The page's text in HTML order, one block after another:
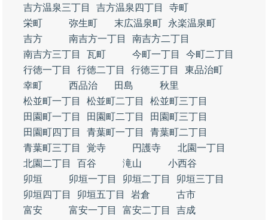
吉方温泉三丁目
吉方温泉四丁目
寺町
栄町
弥生町 末広温泉町
永楽温泉町
吉方
南吉方一丁目
南吉方二丁目
南吉方三丁目
瓦町 今町一丁目
今町二丁目
行徳一丁目
行徳二丁目 行徳三丁目
東品治町
幸町
西品治 田島
秋里
松並町一丁目
松並町二丁目
松並町三丁目
田園町一丁目
田園町二丁目
田園町三丁目
田園町四丁目
青葉町一丁目
青葉町二丁目
青葉町三丁目
覚寺 円護寺
北園一丁目
北園二丁目
百谷 滝山
小西谷
卯垣
卯垣一丁目 卯垣二丁目
卯垣三丁目
卯垣四丁目
卯垣五丁目 岩倉
古市
富安
富安一丁目 富安二丁目
吉成